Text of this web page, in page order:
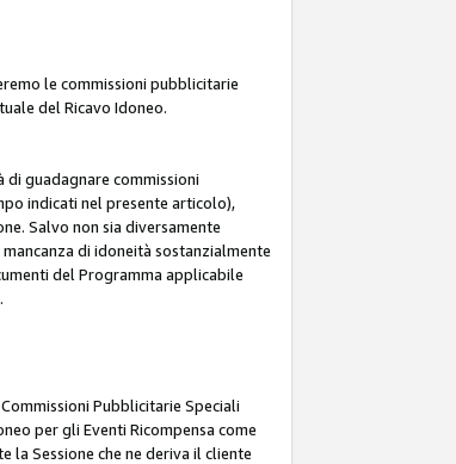
le commissioni pubblicitarie
del Ricavo Idoneo.
guadagnare commissioni
indicati nel presente articolo),
Salvo non sia diversamente
di idoneità sostanzialmente
del Programma applicabile
Pubblicitarie Speciali
per gli Eventi Ricompensa come
la Sessione che ne deriva il cliente